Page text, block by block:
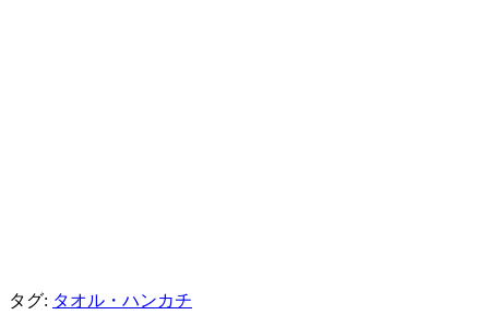
タグ: タオル・ハンカチ